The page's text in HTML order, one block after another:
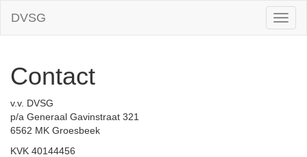
DVSG
Contact
v.v. DVSG
p/a Generaal Gavinstraat 321
6562 MK Groesbeek
KVK 40144456